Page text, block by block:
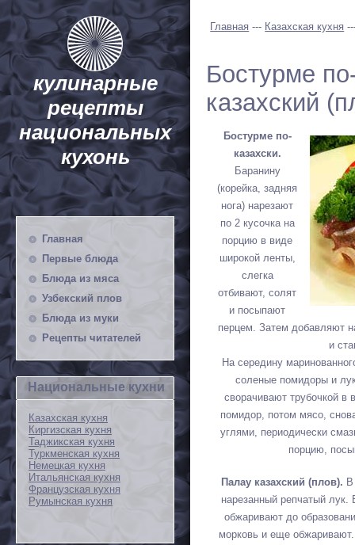
кулинарные
рецепты
национальных
кухонь
Главная
Первые блюда
Блюда из мяса
Узбекский плов
Блюда из муки
Рецепты читателей
Национальные кухни
Казахская кухня
Киргизская кухня
Таджикская кухня
Туркменская кухня
Немецкая кухня
Итальянская кухня
Французская кухня
Румынская кухня
Главная --- Казахская кухня
Бостурме
казахский
Бостурме по-
казахски.
Баранину
(корейка, задняя
нога) нарезают
по 2 кусочка на
порцию в виде
широкой ленты,
слегка
отбивают, солят
и посыпают
перцем. Затем добавляют
и
На середину
соленые помидоры и
сворачивают трубочкой
помидор, потом мясо,
углями, периодически
порцию,
Палау казахский (плов).
нарезанный репчатый лук.
обжаривают до
морковь и еще